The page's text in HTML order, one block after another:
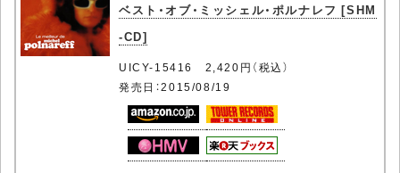
ベスト・オブ・ミッシェル・ポルナレフ [SHM
-CD]
UICY-15416 2,420円（税込）
発売日：2015/08/19